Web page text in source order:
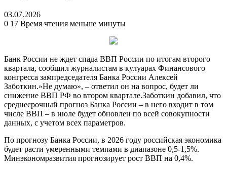
03.07.2026
0 17 Время чтения меньше минуты
Банк России не ждет спада ВВП России по итогам второго
квартала, сообщил журналистам в кулуарах Финансового
конгресса зампредседателя Банка России Алексей
Заботкин.»Не думаю», – ответил он на вопрос, будет ли
снижение ВВП РФ во втором квартале.Заботкин добавил, что
среднесрочный прогноз Банка России – в него входит в том
числе ВВП – в июле будет обновлен по всей совокупности
данных, с учетом всех параметров.
По прогнозу Банка России, в 2026 году российская экономика
будет расти умеренными темпами в диапазоне 0,5-1,5%.
Минэкономразвития прогнозирует рост ВВП на 0,4%.